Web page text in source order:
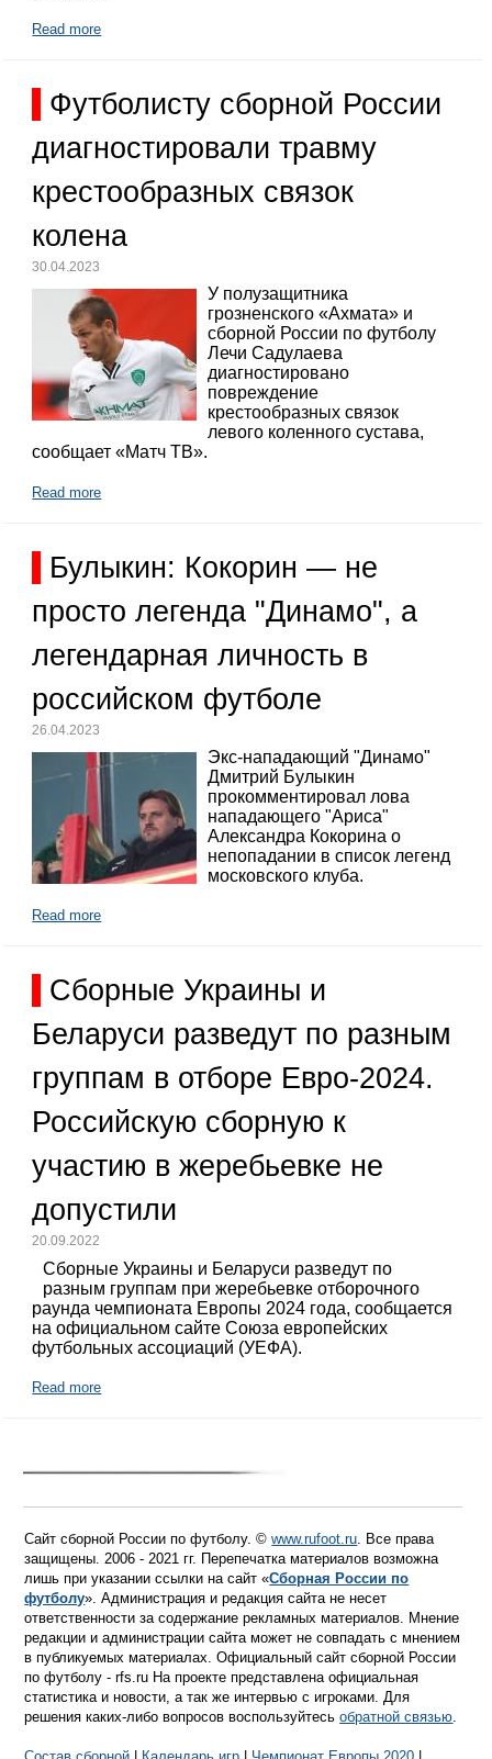
Read more
Футболисту сборной России
диагностировали травму
крестообразных связок
колена
30.04.2023
У полузащитника
грозненского «Ахмата» и
сборной России по футболу
Лечи Садулаева
диагностировано
повреждение
крестообразных связок
левого коленного сустава,
сообщает «Матч ТВ».
Read more
Булыкин: Кокорин — не
просто легенда "Динамо", а
легендарная личность в
российском футболе
26.04.2023
Экс-нападающий "Динамо"
Дмитрий Булыкин
прокомментировал лова
нападающего "Ариса"
Александра Кокорина о
непопадании в список легенд
московского клуба.
Read more
Сборные Украины и
Беларуси разведут по разным
группам в отборе Евро-2024.
Российскую сборную к
участию в жеребьевке не
допустили
20.09.2022
Сборные Украины и Беларуси разведут по
разным группам при жеребьевке отборочного
раунда чемпионата Европы 2024 года, сообщается
на официальном сайте Союза европейских
футбольных ассоциаций (УЕФА).
Read more
Сайт сборной России по футболу. ©www.rufoot.ru. Все права
защищены. 2006 - 2021 гг. Перепечатка материалов возможна
лишь при указании ссылки на сайт «Сборная России по
футболу». Администрация и редакция сайта не несет
ответственности за содержание рекламных материалов. Мнение
редакции и администрации сайта может не совпадать с мнением
в публикуемых материалах. Официальный сайт сборной России
по футболу - rfs.ru На проекте представлена официальная
статистика и новости, а так же интервью с игроками. Для
решения каких-либо вопросов воспользуйтесьобратной связью.